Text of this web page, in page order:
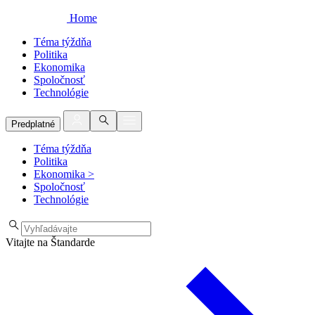
Home
Téma týždňa
Politika
Ekonomika
Spoločnosť
Technológie
Predplatné
Téma týždňa
Politika
Ekonomika >
Spoločnosť
Technológie
Vitajte na Štandarde